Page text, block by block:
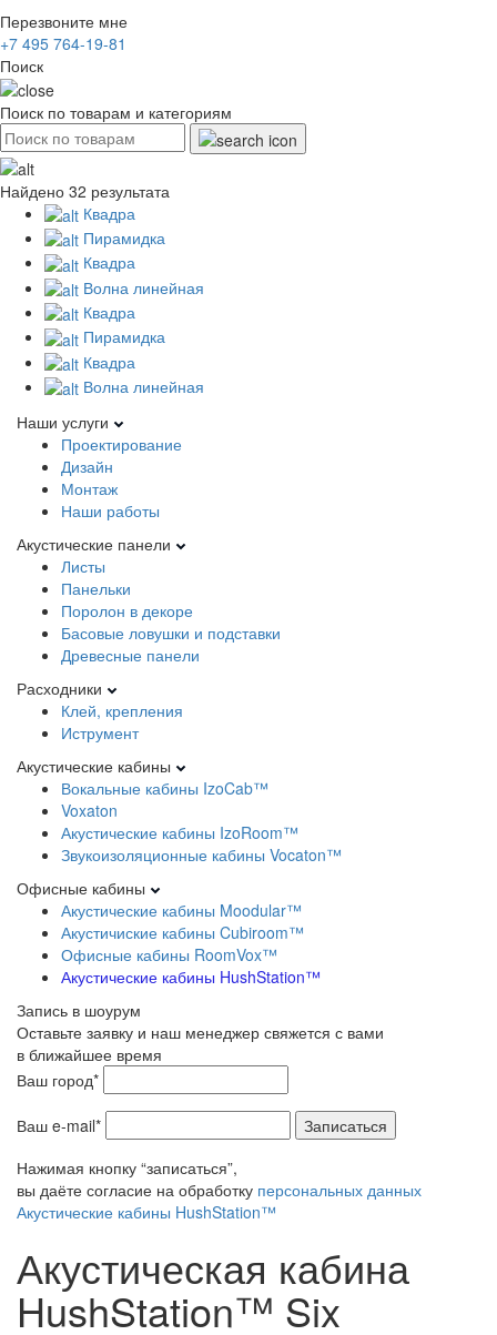
Перезвоните мне
+7 495 764-19-81
Поиск
Поиск по товарам и категориям
Найдено 32 результата
Квадра
Пирамидка
Квадра
Волна линейная
Квадра
Пирамидка
Квадра
Волна линейная
Наши услуги
Проектирование
Дизайн
Монтаж
Наши работы
Акустические панели
Листы
Панельки
Поролон в декоре
Басовые ловушки и подставки
Древесные панели
Расходники
Клей, крепления
Иструмент
Акустические кабины
Вокальные кабины IzoCab™
Voxaton
Акустические кабины IzoRoom™
Звукоизоляционные кабины Vocaton™
Офисные кабины
Акустические кабины Moodular™
Акустичиские кабины Cubiroom™
Офисные кабины RoomVox™
Акустические кабины HushStation™
Запись в шоурум
Оставьте заявку и наш менеджер свяжется с вами
в ближайшее время
Ваш город*
Ваш e-mail*
Записаться
Нажимая кнопку “записаться”,
вы даёте согласие на обработку персональных данных
Акустические кабины HushStation™
Акустическая кабина
HushStation™ Six